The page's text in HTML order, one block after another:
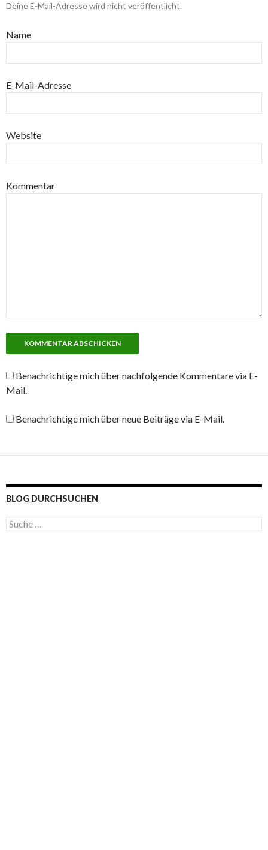
Deine E-Mail-Adresse wird nicht veröffentlicht.
Name
E-Mail-Adresse
Website
Kommentar
Benachrichtige mich über nachfolgende Kommentare via E-
Mail.
Benachrichtige mich über neue Beiträge via E-Mail.
BLOG DURCHSUCHEN
S
u